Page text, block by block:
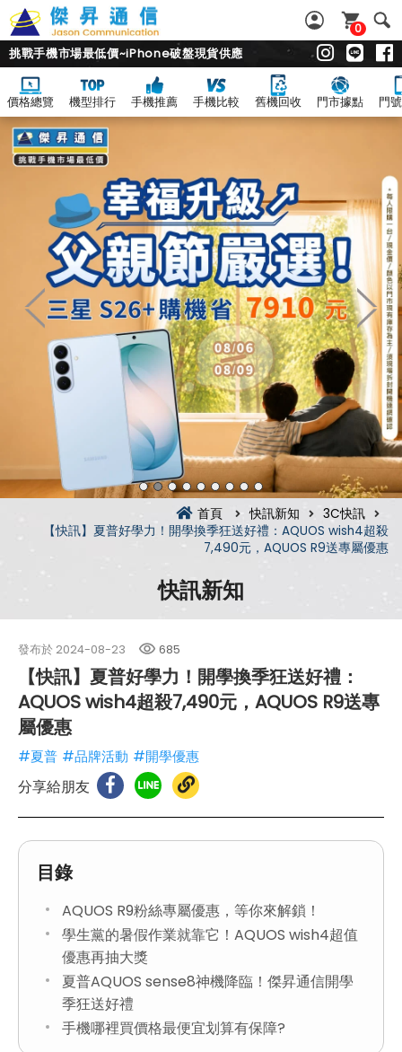
0
挑戰手機市場最低價~iPhone破盤現貨供應
價格總覽 機型排行 手機推薦 手機比較 舊機回收 門市據點 門
首頁 快訊新知
3C快訊
【快訊】夏普好學力！開學換季狂送好禮：AQUOS wish4超殺
7,490元，AQUOS R9送專屬優惠
快訊新知
發布於 2024-08-23 685
【快訊】夏普好學力！開學換季狂送好禮：
AQUOS wish4超殺7,490元，AQUOS R9送專
屬優惠
#夏普 #品牌活動 #開學優惠
分享給朋友
目錄
AQUOS R9粉絲專屬優惠，等你來解鎖！
學生黨的暑假作業就靠它！AQUOS wish4超值
優惠再抽大獎
夏普AQUOS sense8神機降臨！傑昇通信開學
季狂送好禮
手機哪裡買價格最便宜划算有保障?